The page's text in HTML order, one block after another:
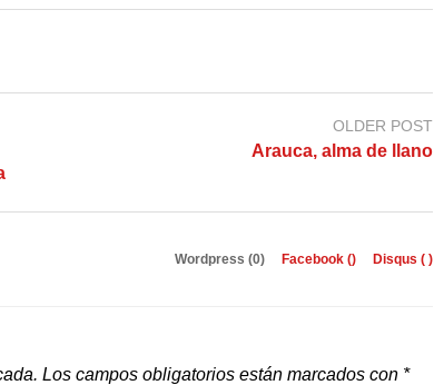
OLDER POST
Arauca, alma de llano
Wordpress (0) Facebook () Disqus ( )
Los campos obligatorios están marcados con *